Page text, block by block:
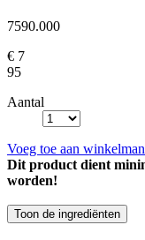
7590.000
€ 7
95
Aantal
Voeg toe aan
Dit product dient
worden!